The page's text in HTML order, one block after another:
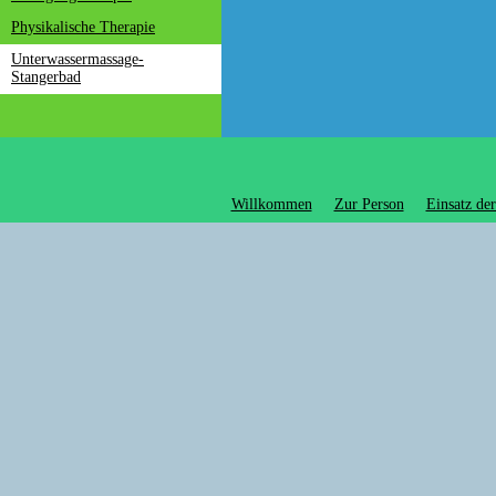
Physikalische Therapie
Unterwassermassage-
Stangerbad
Willkommen Zur Person Einsatz